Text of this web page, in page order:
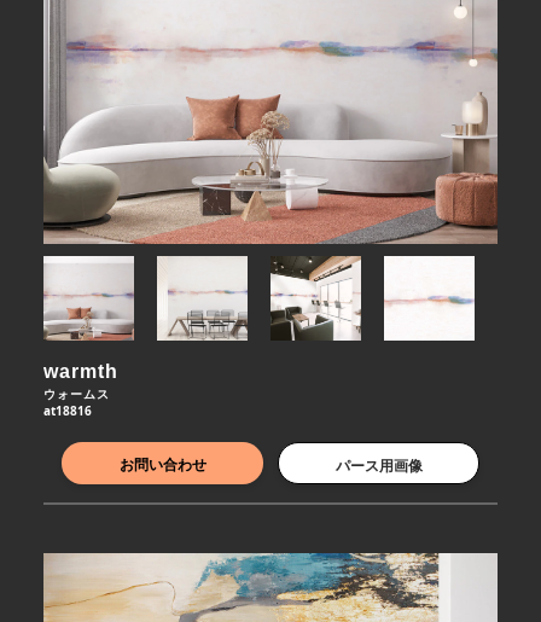
warmth
ウォームス
at18816
お問い合わせ パース用画像